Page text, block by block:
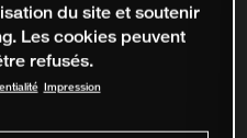
du site et soutenir
Les cookies peuvent
refusés.
Impression